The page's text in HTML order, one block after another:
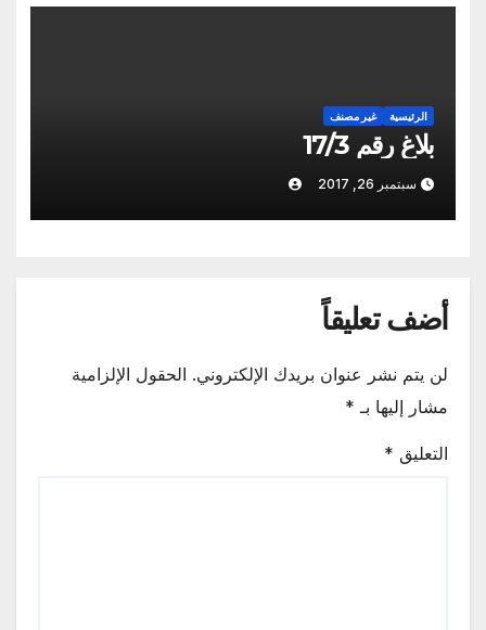
الرئيسية غير مصنف
بلاغ رقم 17/3
سبتمبر 26, 2017
أضف تعليقاً
لن يتم نشر عنوان بريدك الإلكتروني. الحقول الإلزامية
مشار إليها بـ *
التعليق *